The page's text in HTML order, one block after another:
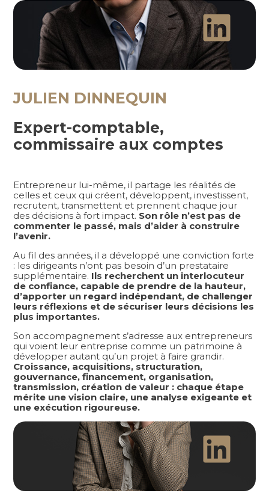
LinkedIn
JULIEN DINNEQUIN
Expert-comptable,
commissaire aux comptes
Entrepreneur lui-même, il partage les réalités de
celles et ceux qui créent, développent, investissent,
recrutent, transmettent et prennent chaque jour
des décisions à fort impact. Son rôle n’est pas de
commenter le passé, mais d’aider à construire
l’avenir.
Au fil des années, il a développé une conviction forte
: les dirigeants n’ont pas besoin d’un prestataire
supplémentaire. Ils recherchent un interlocuteur
de confiance, capable de prendre de la hauteur,
d’apporter un regard indépendant, de challenger
leurs réflexions et de sécuriser leurs décisions les
plus importantes.
Son accompagnement s’adresse aux entrepreneurs
qui voient leur entreprise comme un patrimoine à
développer autant qu’un projet à faire grandir.
Croissance, acquisitions, structuration,
gouvernance, financement, organisation,
transmission, création de valeur : chaque étape
mérite une vision claire, une analyse exigeante et
une exécution rigoureuse.
LinkedIn